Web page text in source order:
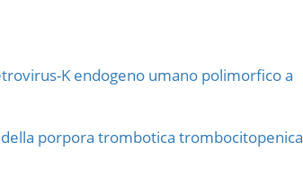
K endogeno umano polimorfico a
porpora trombotica trombocitopenica